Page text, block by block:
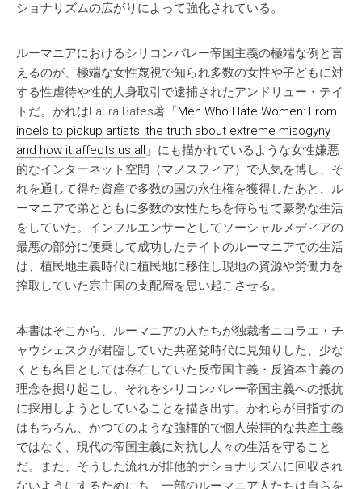
ショナリズムの広がりによって強化されている。
ルーマニアにおけるシリコンバレー帝国主義の極端な例と言
えるのが、極端な女性蔑視で知られ多数の女性や子どもに対
する性虐待や性的人身取引で逮捕されたアンドリュー・テイ
トだ。かれはLaura Bates著「Men Who Hate Women: From
incels to pickup artists, the truth about extreme misogyny
and how it affects us all 」にも描かれているような女性嫌悪
的なインターネット空間（マノスフィア）で人気を博し、そ
れを通して得た資産で多数の国の永住権を獲得したあと、ル
ーマニアで弟とともに多数の女性たちを侍らせて豪勢な生活
をしていた。インフルエンサーとしてソーシャルメディアの
最悪の部分に便乗して成功したテイトのルーマニアでの生活
は、植民地主義時代に植民地に移住し現地の資源や労働力を
搾取していた宗主国の支配層を思い起こさせる。
本書はそこから、ルーマニアの人たちが独裁者ニコラエ・チ
ャウシェスクが君臨していた共産党時代に見知りした、少な
くとも名目としては存在していた反帝国主義・反資本主義の
理念を掘り起こし、それをシリコンバレー帝国主義への抵抗
に採用しようとしていることを描き出す。かれらが目指すの
はもちろん、かつてのような強権的で個人崇拝的な共産主義
ではなく、現代の帝国主義に対抗し人々の生活を守ること
だ。また、そうした流れが排他的ナショナリズムに回収され
ないようにするためにも、一部のルーマニア人たちは自らを